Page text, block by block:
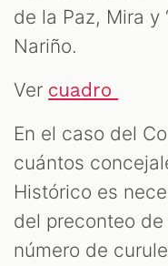
de la Paz, Mira y
Nariño.
Ver cuadro
En el caso del
cuántos
Histórico es
del preconteo de
número de